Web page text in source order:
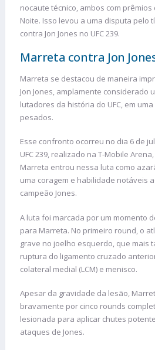
nocaute técnico, ambos com
Noite. Isso levou a uma disputa pelo
contra Jon Jones no UFC 239.
Marreta contra Jon
Marreta se destacou de maneira
Jon Jones, amplamente considerado
lutadores da história do UFC, em
pesados.
Esse confronto ocorreu no dia 6 de
UFC 239, realizado na T-Mobile
Marreta entrou nessa luta como
uma coragem e habilidade notáveis
campeão Jones.
A luta foi marcada por um momento
para Marreta. No primeiro round, o
grave no joelho esquerdo, que mais
ruptura do ligamento cruzado
colateral medial (LCM) e menisco.
Apesar da gravidade da lesão,
bravamente por cinco rounds
lesionada para aplicar chutes
ataques de Jones.